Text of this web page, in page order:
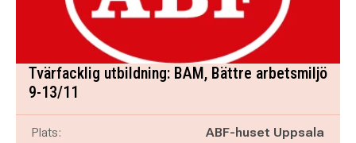
Tvärfacklig utbildning: BAM, Bättre arbetsmiljö
9-13/11
Plats:
ABF-huset Uppsala